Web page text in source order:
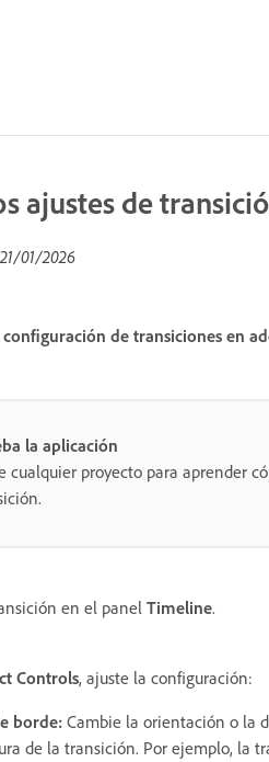
ajustes de
21/01/2026
de transiciones en
la aplicación
cualquier proyecto para aprender
en el panel Timeline.
Controls, ajuste la configuración:
borde: Cambie la orientación o la
de la transición. Por ejemplo, la